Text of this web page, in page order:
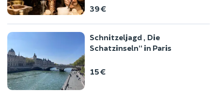
39 €
Schnitzeljagd „Die
Schatzinseln“ in Paris
15 €